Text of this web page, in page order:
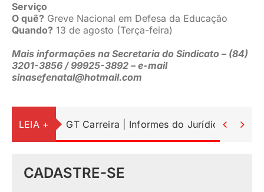
Serviço
O quê? Greve Nacional em Defesa da Educação
Quando? 13 de agosto (Terça-feira)
Mais informações na Secretaria do Sindicato – (84)
3201-3856 / 99925-3892 – e-mail
sinasefenatal@hotmail.com
LEIA + GT Carreira | Informes do Jurídico 
CADASTRE-SE